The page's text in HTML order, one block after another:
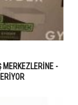
MERKEZLERİNE -